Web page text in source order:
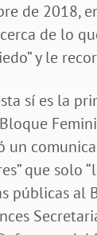
de 2018,
de lo
y le
sí es la
un
que solo
públicas al